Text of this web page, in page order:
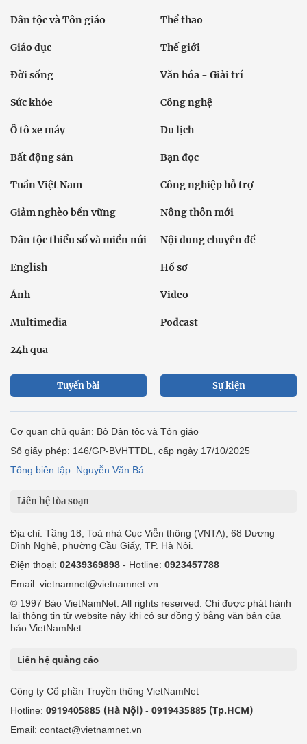
Dân tộc và Tôn giáo Thể thao
Giáo dục Thế giới
Đời sống Văn hóa - Giải trí
Sức khỏe Công nghệ
Ô tô xe máy Du lịch
Bất động sản Bạn đọc
Tuần Việt Nam Công nghiệp hỗ trợ
Giảm nghèo bền vững Nông thôn mới
Dân tộc thiểu số và miền núi Nội dung chuyên đề
English Hồ sơ
Ảnh Video
Multimedia Podcast
24h qua
Tuyến bài Sự kiện
Cơ quan chủ quản: Bộ Dân tộc và Tôn giáo
Số giấy phép: 146/GP-BVHTTDL, cấp ngày 17/10/2025
Tổng biên tập: Nguyễn Văn Bá
Liên hệ tòa soạn
Địa chỉ: Tầng 18, Toà nhà Cục Viễn thông (VNTA), 68 Dương
Đình Nghệ, phường Cầu Giấy, TP. Hà Nội.
Điện thoại: 02439369898 - Hotline: 0923457788
Email: vietnamnet@vietnamnet.vn
© 1997 Báo VietNamNet. All rights reserved. Chỉ được phát hành
lại thông tin từ website này khi có sự đồng ý bằng văn bản của
báo VietNamNet.
Liên hệ quảng cáo
Công ty Cổ phần Truyền thông VietNamNet
Hotline: 0919405885 (Hà Nội) - 0919435885 (Tp.HCM)
Email: contact@vietnamnet.vn